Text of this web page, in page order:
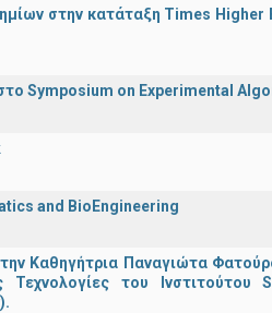
στην κατάταξη Times
Symposium on Experimental
and BioEngineering
Καθηγήτρια Παναγιώτα
Τεχνολογίες του